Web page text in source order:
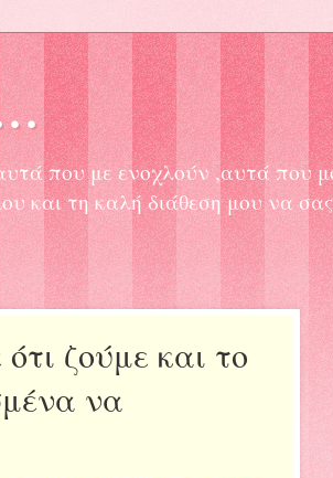
που με ενοχλούν ,αυτά που
και τη καλή διάθεση μου να
ζούμε και το
να